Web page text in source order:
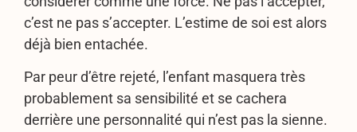
c’est ne pas s’accepter. L’estime de soi est alors
déjà bien entachée.
Par peur d’être rejeté, l’enfant masquera très
probablement sa sensibilité et se cachera
derrière une personnalité qui n’est pas la sienne.